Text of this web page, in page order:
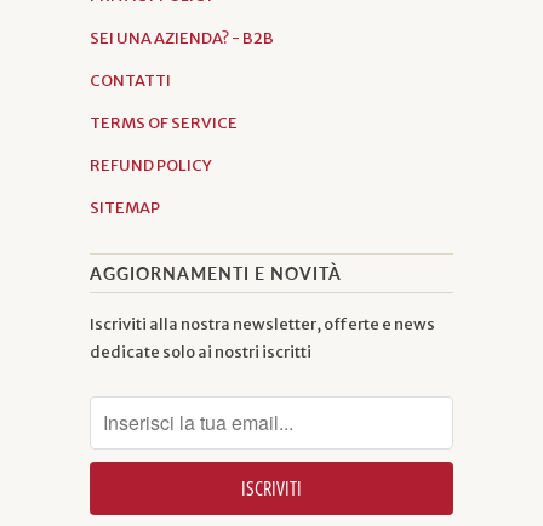
SEI UNA AZIENDA? - B2B
CONTATTI
TERMS OF SERVICE
REFUND POLICY
SITEMAP
AGGIORNAMENTI E NOVITÀ
Iscriviti alla nostra newsletter, offerte e news
dedicate solo ai nostri iscritti